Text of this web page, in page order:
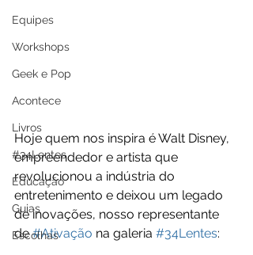
Equipes
Workshops
Geek e Pop
Acontece
Livros
#34Lentes
Educação
Guias
Escolhas
Hoje quem nos inspira é Walt Disney,
empreendedor e artista que
revolucionou a indústria do
entretenimento e deixou um legado
de inovações, nosso representante
de #Ativação na galeria #34Lentes: